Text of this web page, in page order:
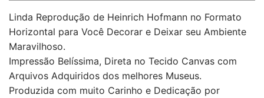
Linda Reprodução de Heinrich Hofmann no Formato
Horizontal para Você Decorar e Deixar seu Ambiente
Maravilhoso.
Impressão Belíssima, Direta no Tecido Canvas com
Arquivos Adquiridos dos melhores Museus.
Produzida com muito Carinho e Dedicação por